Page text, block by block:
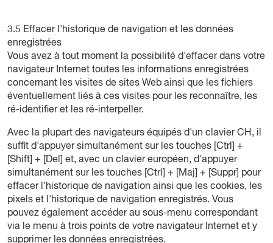
3.5 Effacer l'historique de navigation et les données
enregistrées
Vous avez à tout moment la possibilité d'effacer dans votre
navigateur Internet toutes les informations enregistrées
concernant les visites de sites Web ainsi que les fichiers
éventuellement liés à ces visites pour les reconnaître, les
ré-identifier et les ré-interpeller.
Avec la plupart des navigateurs équipés d'un clavier CH, il
suffit d'appuyer simultanément sur les touches [Ctrl] +
[Shift] + [Del] et, avec un clavier européen, d'appuyer
simultanément sur les touches [Ctrl] + [Maj] + [Suppr] pour
effacer l'historique de navigation ainsi que les cookies, les
pixels et l'historique de navigation enregistrés. Vous
pouvez également accéder au sous-menu correspondant
via le menu à trois points de votre navigateur Internet et y
supprimer les données enregistrées.